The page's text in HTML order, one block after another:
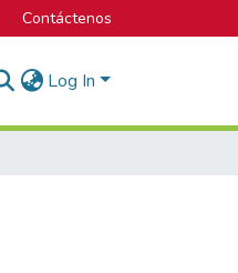
Contáctenos
Log In